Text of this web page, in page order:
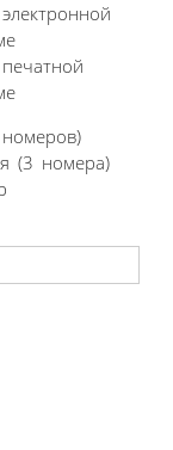
(3 номера)